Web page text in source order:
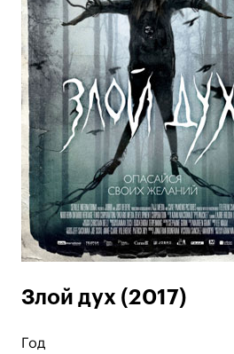
Злой дух (2017)
Год